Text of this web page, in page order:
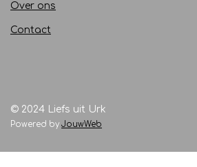
Over ons
Contact
© 2024 Liefs uit Urk
Powered by JouwWeb